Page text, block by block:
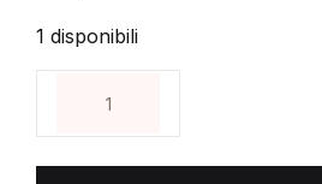
1 disponibili